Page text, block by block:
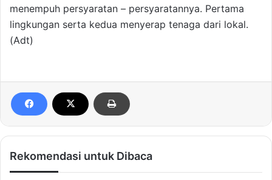
menempuh persyaratan – persyaratannya. Pertama
lingkungan serta kedua menyerap tenaga dari lokal.
(Adt)
Rekomendasi untuk Dibaca